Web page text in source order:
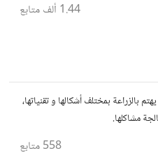
1.44 ألف متابع
بالزراعة بمختلف أشكالها و تقنياتها،
مشاكلها.
558متابع